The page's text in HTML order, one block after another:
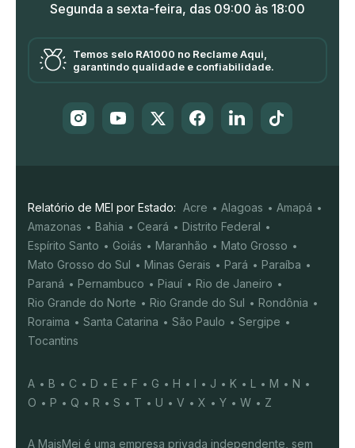
Segunda a sexta-feira, das 09:00 às 18:00
Temos selo RA1000 no Reclame Aqui,
garantindo qualidade e confiabilidade.
Relatório de MEI por Estado: Acre Alagoas
Amapá
Amazonas
Bahia Ceará
Distrito Federal
Espírito Santo
Goiás Maranhão
Mato Grosso
Mato Grosso do Sul
Minas Gerais Pará
Paraíba
Paraná
Pernambuco Piauí
Rio de Janeiro
Rio Grande do Norte
Rio Grande do Sul
Rondônia
Roraima
Santa Catarina São Paulo
Sergipe
Tocantins
A B C D E F G H I J K L M
N
O
P Q R S T U V X Y W Z
A MaisMei é uma empresa privada independente, sem